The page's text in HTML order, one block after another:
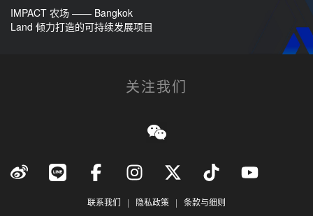
IMPACT 农场 —— Bangkok
Land 倾力打造的可持续发展项目
关注我们
联系我们 | 隐私政策 | 条款与细则